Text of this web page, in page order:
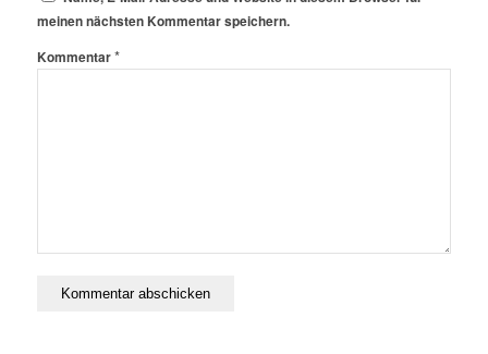
meinen nächsten Kommentar speichern.
Kommentar*